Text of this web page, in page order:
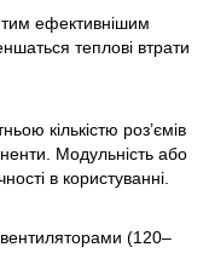
ефективнішим
теплові втрати
кількістю роз’ємів
Модульність або
в користуванні.
(120–